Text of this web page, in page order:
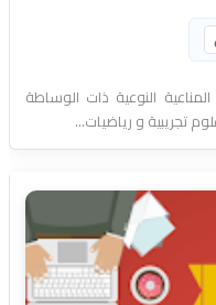
النوعية ذات الوساطة
تجريبية و رياضيات...